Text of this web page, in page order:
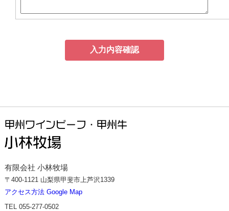
有限会社 小林牧場
〒400-1121 山梨県甲斐市上芦沢1339
アクセス方法 Google Map
TEL 055-277-0502